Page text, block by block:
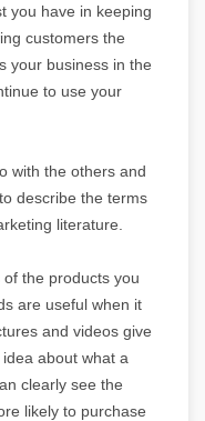
you have in keeping
customers the
your business in the
to use your
with the others and
describe the terms
literature.
the products you
are useful when it
and videos give
about what a
clearly see the
likely to purchase